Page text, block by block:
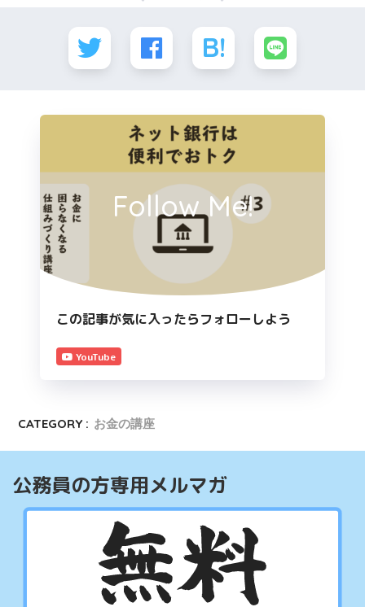
Follow Me!
この記事が気に入ったらフォローしよう
YouTube
CATEGORY : お金の講座
公務員の方専用メルマガ